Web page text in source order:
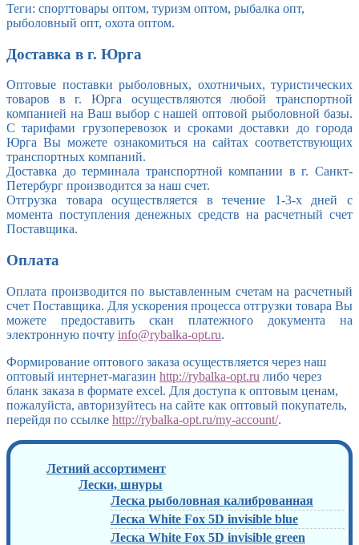
Теги: спорттовары оптом, туризм оптом, рыбалка опт,
рыболовный опт, охота оптом.
Доставка в г. Юрга
Оптовые поставки рыболовных, охотничьих, туристических
товаров в г. Юрга осуществляются любой транспортной
компанией на Ваш выбор с нашей оптовой рыболовной базы.
С тарифами грузоперевозок и сроками доставки до города
Юрга Вы можете ознакомиться на сайтах соответствующих
транспортных компаний.
Доставка до терминала транспортной компании в г. Санкт-
Петербург производится за наш счет.
Отгрузка товара осуществляется в течение 1-3-х дней с
момента поступления денежных средств на расчетный счет
Поставщика.
Оплата
Оплата производится по выставленным счетам на расчетный
счет Поставщика. Для ускорения процесса отгрузки товара Вы
можете предоставить скан платежного документа на
электронную почту info@rybalka-opt.ru.
Формирование оптового заказа осуществляется через наш
оптовый интернет-магазин http://rybalka-opt.ru либо через
бланк заказа в формате excel. Для доступа к оптовым ценам,
пожалуйста, авторизуйтесь на сайте как оптовый покупатель,
перейдя по ссылке http://rybalka-opt.ru/my-account/.
Летний ассортимент
Лески, шнуры
Леска рыболовная калиброванная
Леска White Fox 5D invisible blue
Леска White Fox 5D invisible green